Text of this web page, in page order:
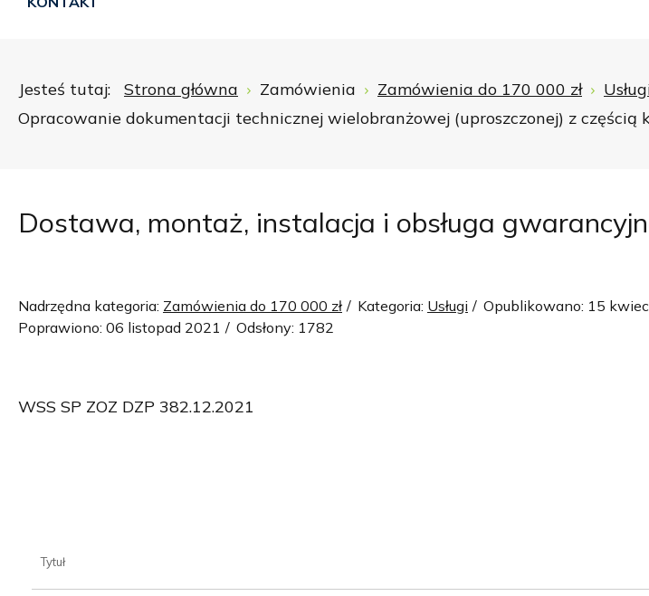
Jesteś tutaj: Strona główna Zamówienia Zamówienia do 170 000 zł
Opracowanie dokumentacji technicznej wielobranżowej (uproszczonej) z częścią
Dostawa, montaż, instalacja i obsługa
Nadrzędna kategoria: Zamówienia do 170 000 zł Kategoria: Usługi Opublikowano: 15
Poprawiono: 06 listopad 2021
Odsłony: 1782
WSS SP ZOZ DZP 382.12.2021
Tytuł